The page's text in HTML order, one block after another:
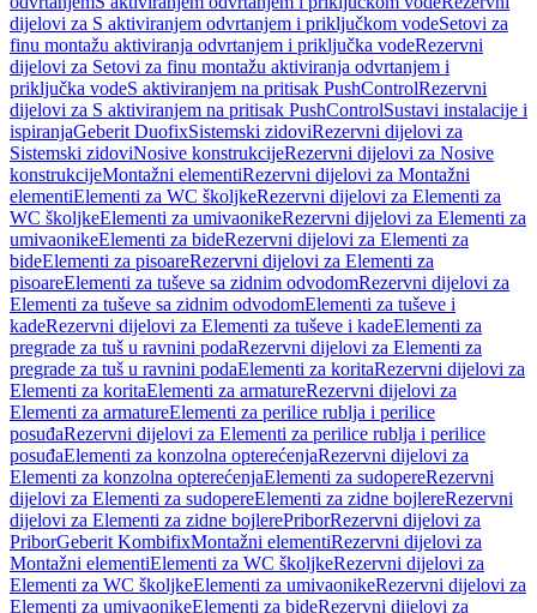
dijelovi za S aktiviranjem odvrtanjem i priključkom vodeSetovi za
finu montažu aktiviranja odvrtanjem i priključka vodeRezervni
dijelovi za Setovi za finu montažu aktiviranja odvrtanjem i
priključka vodeS aktiviranjem na pritisak PushControlRezervni
dijelovi za S aktiviranjem na pritisak PushControlSustavi instalacije i
ispiranjaGeberit DuofixSistemski zidoviRezervni dijelovi za
Sistemski zidoviNosive konstrukcijeRezervni dijelovi za Nosive
konstrukcijeMontažni elementiRezervni dijelovi za Montažni
elementiElementi za WC školjkeRezervni dijelovi za Elementi za
WC školjkeElementi za umivaonikeRezervni dijelovi za Elementi za
umivaonikeElementi za bideRezervni dijelovi za Elementi za
bideElementi za pisoareRezervni dijelovi za Elementi za
pisoareElementi za tuševe sa zidnim odvodomRezervni dijelovi za
Elementi za tuševe sa zidnim odvodomElementi za tuševe i
kadeRezervni dijelovi za Elementi za tuševe i kadeElementi za
pregrade za tuš u ravnini podaRezervni dijelovi za Elementi za
pregrade za tuš u ravnini podaElementi za koritaRezervni dijelovi za
Elementi za koritaElementi za armatureRezervni dijelovi za
Elementi za armatureElementi za perilice rublja i perilice
posuđaRezervni dijelovi za Elementi za perilice rublja i perilice
posuđaElementi za konzolna opterećenjaRezervni dijelovi za
Elementi za konzolna opterećenjaElementi za sudopereRezervni
dijelovi za Elementi za sudopereElementi za zidne bojlereRezervni
dijelovi za Elementi za zidne bojlerePriborRezervni dijelovi za
PriborGeberit KombifixMontažni elementiRezervni dijelovi za
Montažni elementiElementi za WC školjkeRezervni dijelovi za
Elementi za WC školjkeElementi za umivaonikeRezervni dijelovi za
Elementi za umivaonikeElementi za bideRezervni dijelovi za